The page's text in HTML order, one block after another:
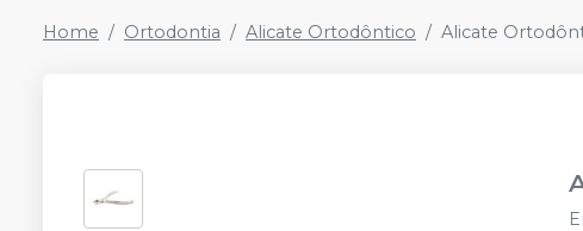
Home Ortodontia Alicate Ortodôntico Alicate